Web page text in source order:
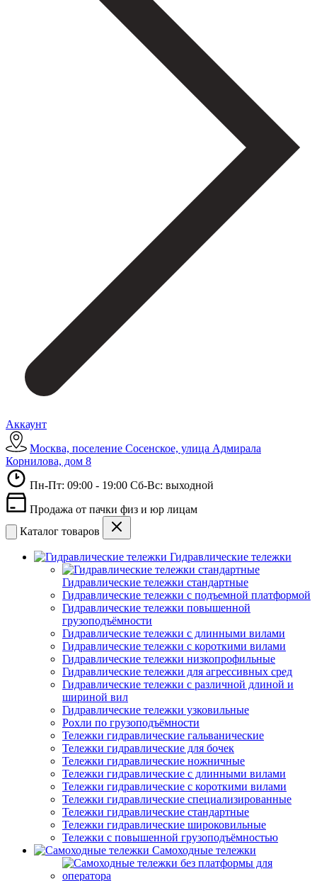
Аккаунт
Москва, поселение Сосенское, улица Адмирала
Корнилова, дом 8
Пн-Пт: 09:00 - 19:00 Сб-Вс: выходной
Продажа от пачки физ и юр лицам
Каталог товаров
Гидравлические тележки
Гидравлические тележки стандартные
Гидравлические тележки с подъемной платформой
Гидравлические тележки повышенной
грузоподъёмности
Гидравлические тележки с длинными вилами
Гидравлические тележки с короткими вилами
Гидравлические тележки низкопрофильные
Гидравлические тележки для агрессивных сред
Гидравлические тележки с различной длиной и
шириной вил
Гидравлические тележки узковильные
Рохли по грузоподъёмности
Тележки гидравлические гальванические
Тележки гидравлические для бочек
Тележки гидравлические ножничные
Тележки гидравлические с длинными вилами
Тележки гидравлические с короткими вилами
Тележки гидравлические специализированные
Тележки гидравлические стандартные
Тележки гидравлические широковильные
Тележки с повышенной грузоподъёмностью
Самоходные тележки